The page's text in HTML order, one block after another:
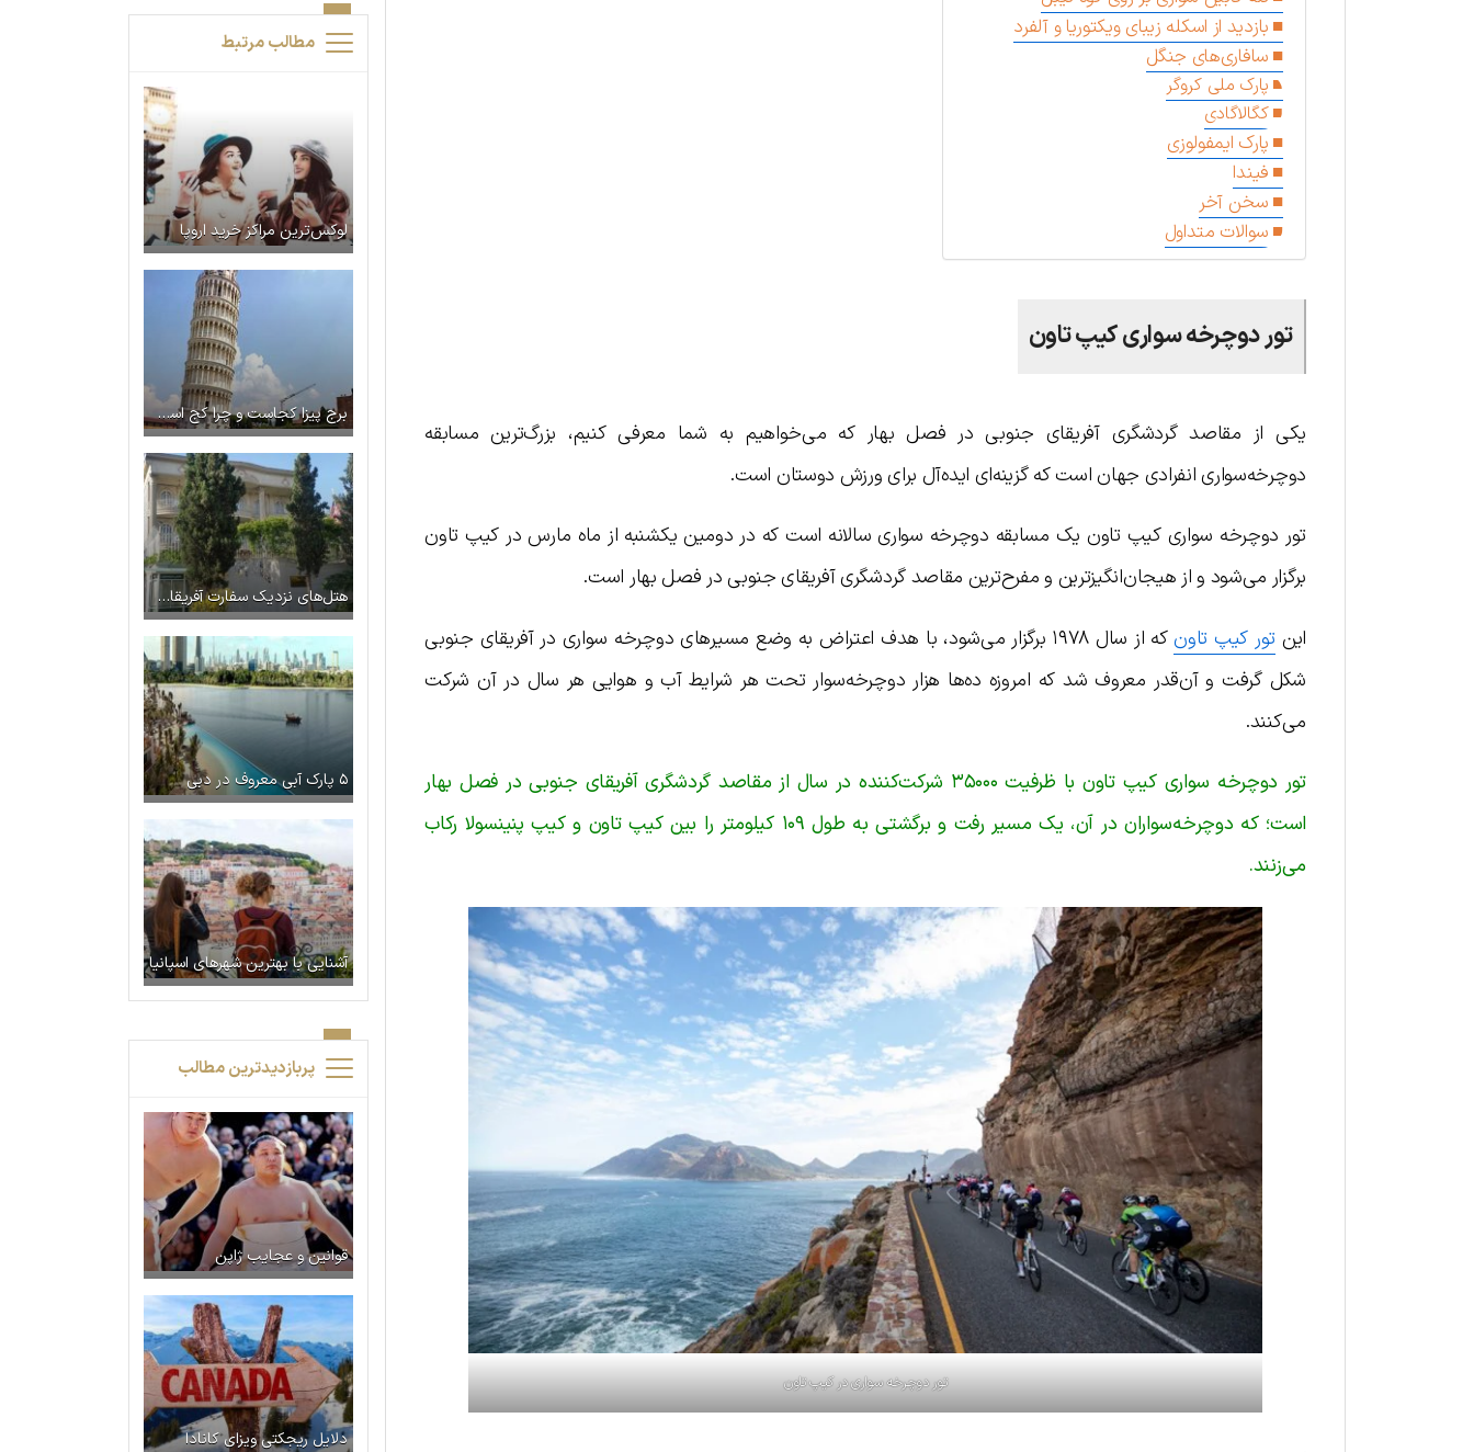
بازدید از اسکله زیبای ویکتوریا و آلفرد
سافاری‌های جنگل
پارک ملی کروگر
کگالاگادی
پارک ایمفولوزی
فیندا
سخن آخر
سوالات متداول
تور دوچرخه سواری کیپ تاون
یکی از مقاصد گردشگری آفریقای جنوبی در فصل بهار که می‌خواهیم به شما معرفی کنیم، بزرگ‌ترین مسابقه
دوچرخه‌سواری انفرادی جهان است که گزینه‌ای ایده‌آل برای ورزش دوستان است.
تور دوچرخه سواری کیپ تاون یک مسابقه دوچرخه سواری سالانه است که در دومین یکشنبه از ماه مارس در کیپ تاون
برگزار می‌شود و از هیجان‌انگیزترین و مفرح‌ترین مقاصد گردشگری آفریقای جنوبی در فصل بهار است.
این تور کیپ تاون
که از سال ۱۹۷۸ برگزار می‌شود، با هدف اعتراض به وضع مسیرهای دوچرخه سواری در آفریقای جنوبی
شکل گرفت و آن‌قدر معروف شد که امروزه ده‌ها هزار دوچرخه‌سوار تحت هر شرایط آب و هوایی هر سال در آن شرکت
می‌کنند.
تور دوچرخه سواری کیپ تاون با ظرفیت ۳۵۰۰۰ شرکت‌کننده در سال از مقاصد گردشگری آفریقای جنوبی در فصل بهار
است؛ که دوچرخه‌سواران در آن، یک مسیر رفت و برگشتی به طول ۱۰۹ کیلومتر را بین کیپ تاون و کیپ پنینسولا رکاب
می‌زنند.
تور دوچرخه سواری در کیپ تاون
مطالب مرتبط
لوکس‌ترین مراکز خرید اروپا
برج پیزا کجاست و چرا کج است؟ راز های استوار ماندن این بنا
هتل‌های نزدیک سفارت آفریقای جنوبی
۵ پارک آبی معروف در دبی
آشنایی با بهترین شهرهای اسپانیا
پربازدیدترین مطالب
قوانین و عجایب ژاپن
دلایل ریجکتی ویزای کانادا